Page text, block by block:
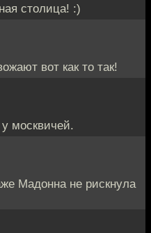
столица! :)
вот как то так!
москвичей.
Мадонна не рискнула